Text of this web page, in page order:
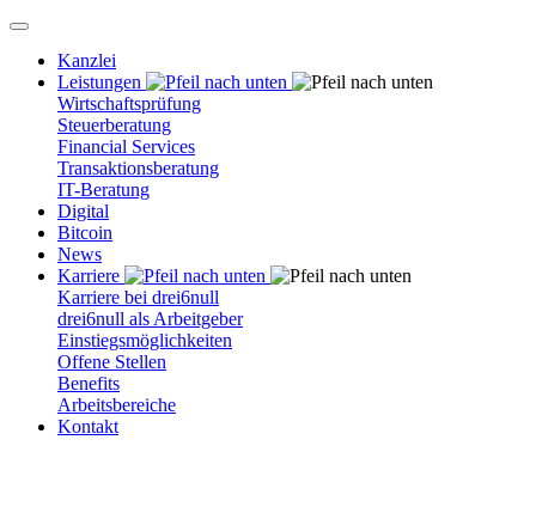
Kanzlei
Leistungen
Wirtschaftsprüfung
Steuerberatung
Financial Services
Transaktionsberatung
IT-Beratung
Digital
Bitcoin
News
Karriere
Karriere bei drei6null
drei6null als Arbeitgeber
Einstiegsmöglichkeiten
Offene Stellen
Benefits
Arbeitsbereiche
Kontakt